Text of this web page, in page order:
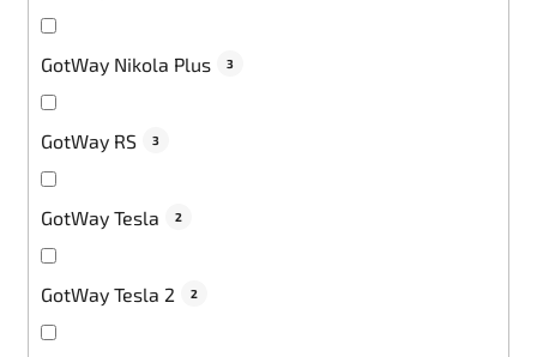
GotWay Nikola Plus 3
GotWay RS 3
GotWay Tesla 2
GotWay Tesla 2 2